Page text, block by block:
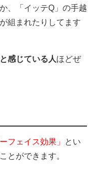
、「イッテQ」の手越
組まれたりしてます
感じている人ほどぜ
フェイス効果」
とい
とができます。